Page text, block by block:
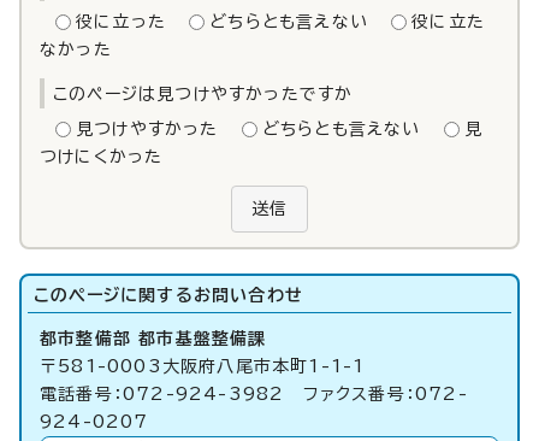
役に立った どちらとも言えない
役に立た
なかった
このページは見つけやすかったですか
見つけやすかった どちらとも言えない
見
つけにくかった
送信
このページに関する お問い合わせ
都市整備部 都市基盤整備課
〒581-0003大阪府八尾市本町1-1-1
電話番号：072-924-3982 ファクス番号：072-
924-0207